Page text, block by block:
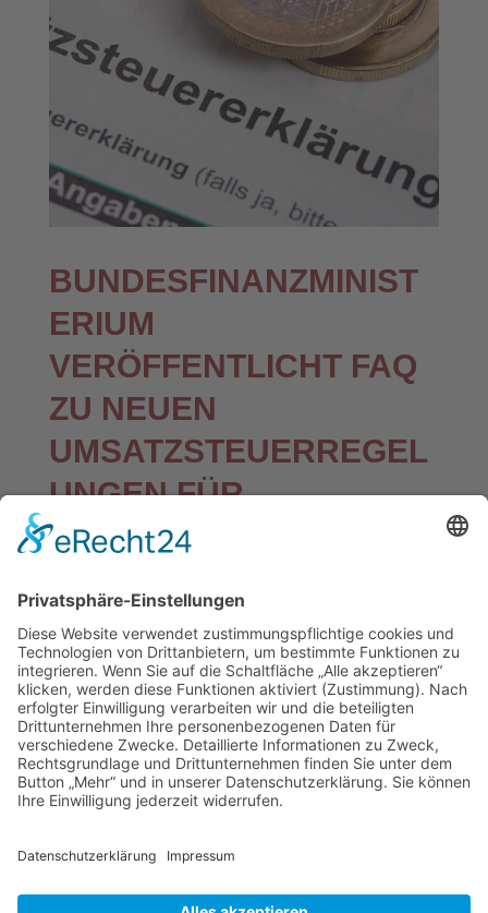
BUNDESFINANZMINIST
ERIUM
VERÖFFENTLICHT FAQ
ZU NEUEN
UMSATZSTEUERREGEL
UNGEN FÜR
PHOTOVOLTAIK-
Seit diesem Jahr gilt für die Lieferung und
Installation von Photovoltaik-Anlagen ein
Umsatzsteuersatz von null Prozent. Was einfach
klingt, wirft dennoch viele Fragen auf, die das
Bundesfinanzministerium versucht in Teilen zu
beantworten.
Quelle: https://www.pv-magazine.de